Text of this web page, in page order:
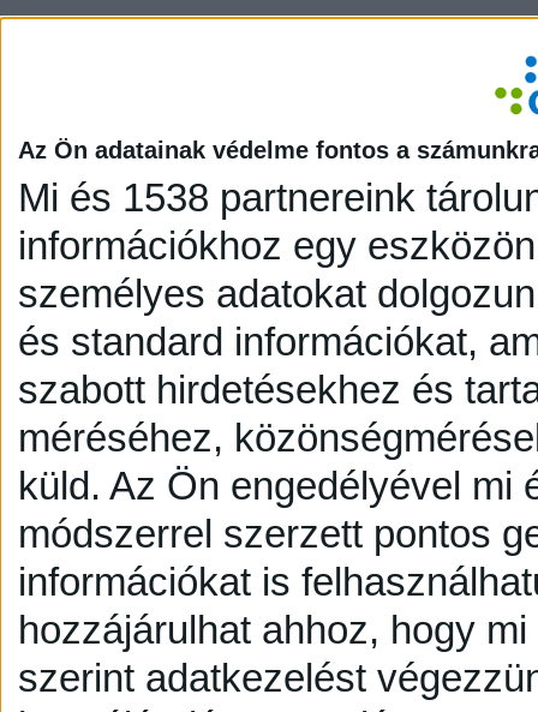
Az Ön adatainak védelme fontos a
Mi és 1538 partnereink
információkhoz egy
személyes adatokat
és standard információkat,
szabott hirdetésekhez és
méréséhez,
küld. Az Ön engedélyével mi
módszerrel szerzett pontos
információkat is
hozzájárulhat ahhoz, hogy
szerint adatkezelést